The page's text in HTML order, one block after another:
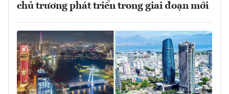
chủ trương phát triển trong giai đoạn mới